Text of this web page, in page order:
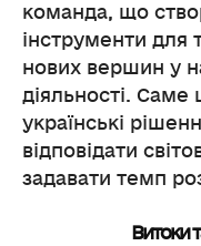
команда, що
інструменти для
нових вершин у
діяльності.
українські
відповідати
задавати темп
Витоки